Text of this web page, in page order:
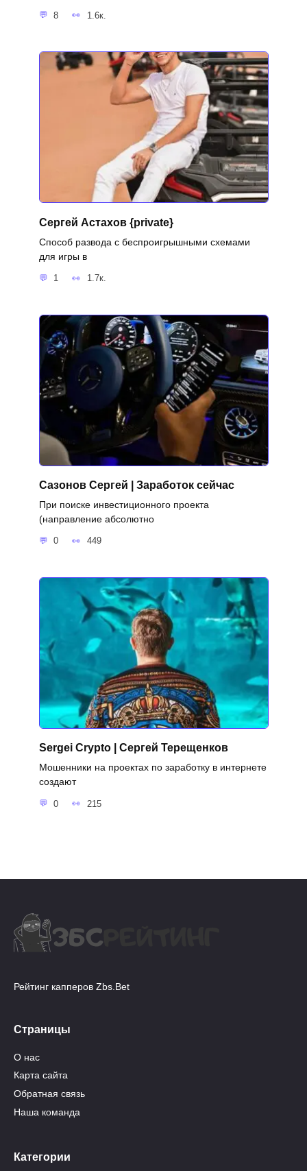
8 1.6к.
Сергей Астахов {private}
Способ развода с беспроигрышными схемами
для игры в
1 1.7к.
Сазонов Сергей | Заработок сейчас
При поиске инвестиционного проекта
(направление абсолютно
0 449
Sergei Crypto | Сергей Терещенков
Мошенники на проектах по заработку в интернете
создают
0 215
Рейтинг капперов Zbs.Bet
Страницы
О нас
Карта сайта
Обратная связь
Наша команда
Категории